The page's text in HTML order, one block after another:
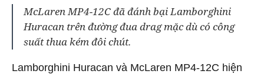
McLaren MP4-12C đã đánh bại Lamborghini
Huracan trên đường đua drag mặc dù có công
suất thua kém đôi chút.
Lamborghini Huracan và McLaren MP4-12C hiện